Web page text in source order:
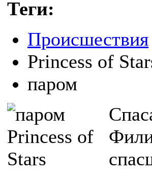
Теги:
Происшествия
Princess of
паром